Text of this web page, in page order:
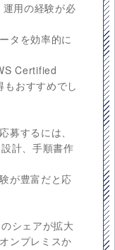
用の経験が必
タを効率的に
Certified
おすすめでし
募するには、
計、手順書作
が豊富だと応
シェアが拡大
ンプレミスか